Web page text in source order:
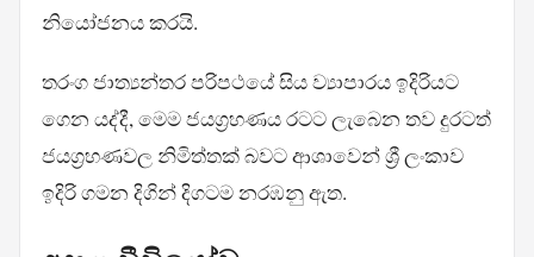
නියෝජනය කරයි.
තරංග ජාත්‍යන්තර පරිපථයේ සිය ව්‍යාපාරය ඉදිරියට
ගෙන යද්දී, මෙම ජයග්‍රහණය රටට ලැබෙන තව දුරටත්
ජයග්‍රහණවල නිමිත්තක් බවට ආශාවෙන් ශ්‍රී ලංකාව
ඉදිරි ගමන දිගින් දිගටම නරඹනු ඇත.